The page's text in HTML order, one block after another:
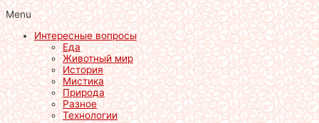
Menu
Интересные вопросы
Еда
Животный мир
История
Мистика
Природа
Разное
Технологии